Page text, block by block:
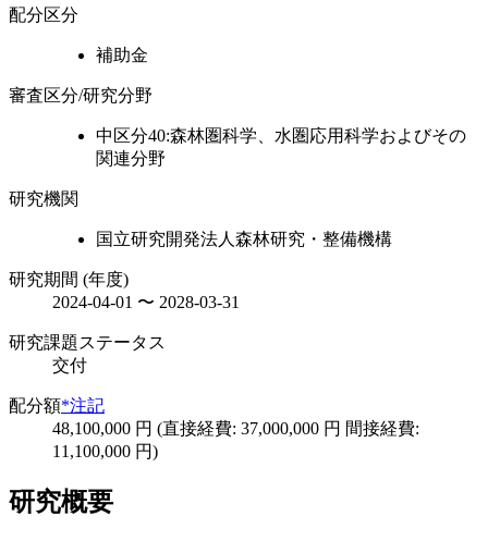
配分区分
補助金
審査区分/研究分野
中区分40:森林圏科学、水圏応用科学およびその
関連分野
研究機関
国立研究開発法人森林研究・整備機構
研究期間 (年度)
2024-04-01 〜 2028-03-31
研究課題ステータス
交付
配分額*注記
48,100,000 円 (直接経費: 37,000,000 円 間接経費:
11,100,000 円)
研究概要